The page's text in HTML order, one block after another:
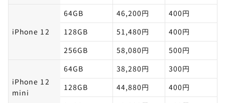
iPhone 12
64GB 46,200円
400円
128GB
51,480円
400円
256GB
58,080円 500円
iPhone 12
mini
64GB 38,280円
300円
128GB
44,880円
400円